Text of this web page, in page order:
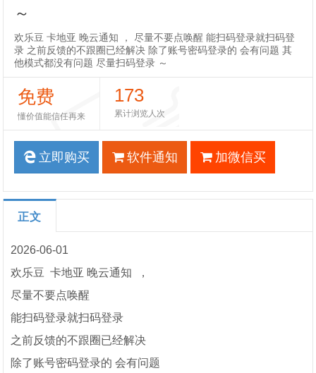
～
欢乐豆 卡地亚 晚云通知 ， 尽量不要点唤醒 能扫码登录就扫码登
录 之前反馈的不跟圈已经解决 除了账号密码登录的 会有问题 其
他模式都没有问题 尽量扫码登录 ～
免费
懂价值能信任再来
173
累计浏览人次
立即购买 软件通知 加微信买
正文
2026-06-01
欢乐豆 卡地亚 晚云通知 ，
尽量不要点唤醒
能扫码登录就扫码登录
之前反馈的不跟圈已经解决
除了账号密码登录的 会有问题